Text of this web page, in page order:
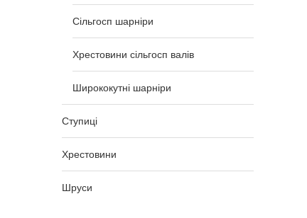
Сільгосп шарніри
Хрестовини сільгосп валів
Ширококутні шарніри
Ступиці
Хрестовини
Шруси